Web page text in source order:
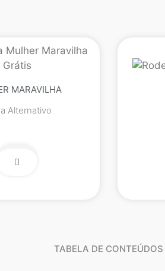
MARAVILHA
Alternativo
TABELA DE CONTEÚDOS